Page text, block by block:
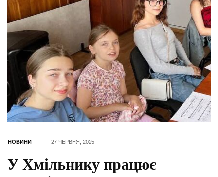
НОВИНИ 27 ЧЕРВНЯ, 2025
У Хмільнику працює